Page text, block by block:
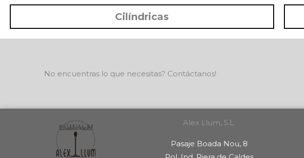
Cilíndricas
No encuentras lo que necesitas? Contáctanos!
Alex Llum, S.L.
Pasaje Boada Nou, 8